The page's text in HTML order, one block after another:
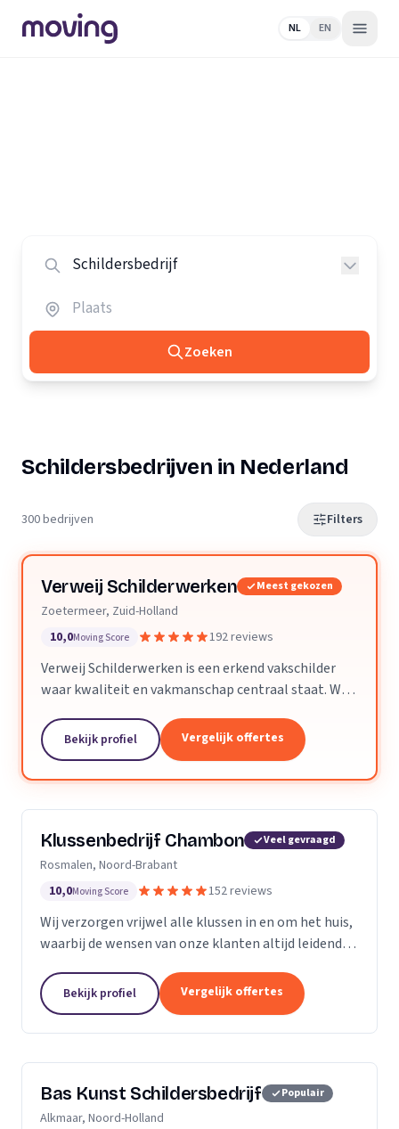
NL EN
Zoeken
Schildersbedrijven in Nederland
300 bedrijven Filters
Verweij Schilderwerken Meest gekozen
Zoetermeer, Zuid-Holland
10,0Moving Score 192 reviews
Verweij Schilderwerken is een erkend vakschilder
waar kwaliteit en vakmanschap centraal staat. Wij
opgeleverde werk.
Bekijk profiel Vergelijk offertes
Klussenbedrijf Chambon Veel gevraagd
Rosmalen, Noord-Brabant
10,0Moving Score 152 reviews
Wij verzorgen vrijwel alle klussen in en om het huis,
waarbij de wensen van onze klanten altijd leidend
afspraak. Dankzij ons vakmanschap en direct...
Bekijk profiel Vergelijk offertes
Bas Kunst Schildersbedrijf Populair
Alkmaar, Noord-Holland